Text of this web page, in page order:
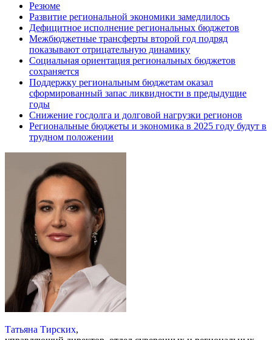
Резюме
Развитие региональной экономики замедлилось
Дефицитное исполнение региональных бюджетов
Межбюджетные трансферты второй год подряд
показывают отрицательную динамику
Социальная ориентация региональных бюджетов
сохраняется
Поддержку региональным бюджетам оказал
сформированный запас ликвидности в предыдущие
годы
Снижение госдолга и долговой нагрузки регионов
Региональные бюджеты и экономика в 2025 году будут в
трудном положении
Татьяна Тирских,